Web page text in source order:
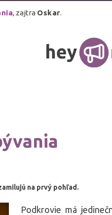
, zajtra Oskar.
na prvý pohľad.
Podkrovie má